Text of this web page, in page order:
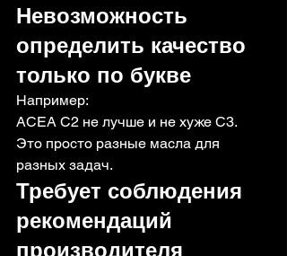
Невозможность
определить качество
только по букве
Например:
ACEA C2 не лучше и не хуже C3.
Это просто разные масла для
разных задач.
Требует соблюдения
рекомендаций
производителя